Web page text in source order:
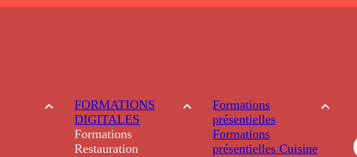
FORMATIONS
DIGITALES
Formations
Restauration
Formations
présentielles
Formations
présentielles Cuisine